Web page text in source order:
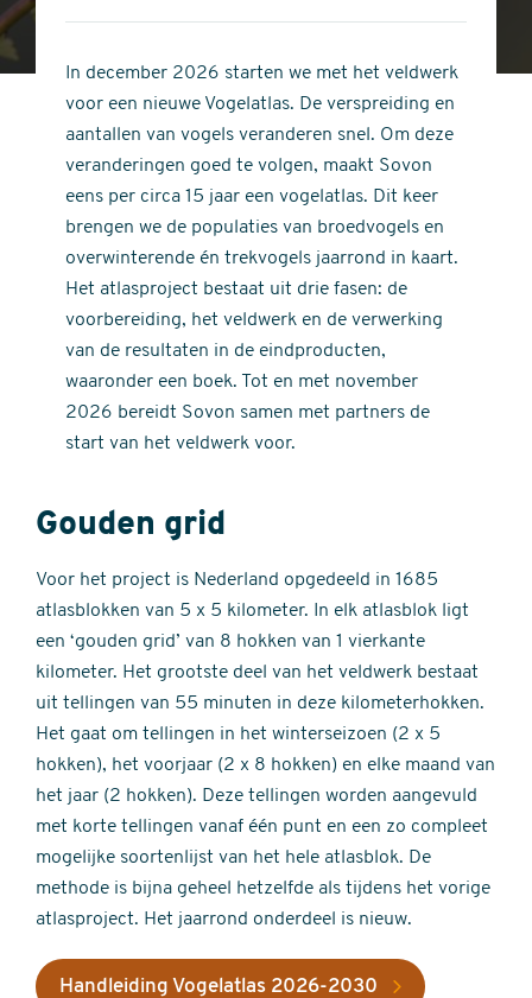
stars
of
stars
In december 2026 starten we met het veldwerk
voor een nieuwe Vogelatlas. De verspreiding en
aantallen van vogels veranderen snel. Om deze
veranderingen goed te volgen, maakt Sovon
eens per circa 15 jaar een vogelatlas. Dit keer
brengen we de populaties van broedvogels en
overwinterende én trekvogels jaarrond in kaart.
Het atlasproject bestaat uit drie fasen: de
voorbereiding, het veldwerk en de verwerking
van de resultaten in de eindproducten,
waaronder een boek. Tot en met november
2026 bereidt Sovon samen met partners de
start van het veldwerk voor.
Gouden grid
Voor het project is Nederland opgedeeld in 1685
atlasblokken van 5 x 5 kilometer. In elk atlasblok ligt
een ‘gouden grid’ van 8 hokken van 1 vierkante
kilometer. Het grootste deel van het veldwerk bestaat
uit tellingen van 55 minuten in deze kilometerhokken.
Het gaat om tellingen in het winterseizoen (2 x 5
hokken), het voorjaar (2 x 8 hokken) en elke maand van
het jaar (2 hokken). Deze tellingen worden aangevuld
met korte tellingen vanaf één punt en een zo compleet
mogelijke soortenlijst van het hele atlasblok. De
methode is bijna geheel hetzelfde als tijdens het vorige
atlasproject. Het jaarrond onderdeel is nieuw.
Handleiding Vogelatlas 2026-2030